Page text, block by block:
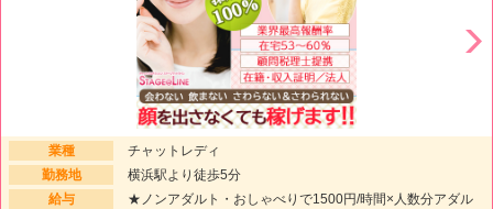
業種
チャットレディ
勤務地
横浜駅より徒歩5分
給与
★ノンアダルト・おしゃべりで1500円/時間×人数分アダル